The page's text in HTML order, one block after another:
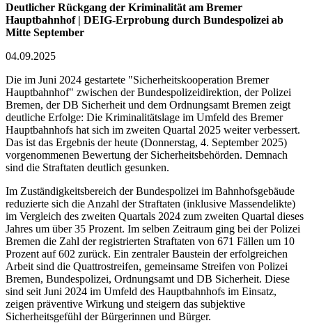
Deutlicher Rückgang der Kriminalität am Bremer
Hauptbahnhof | DEIG-Erprobung durch Bundespolizei ab
Mitte September
04.09.2025
Die im Juni 2024 gestartete "Sicherheitskooperation Bremer
Hauptbahnhof" zwischen der Bundespolizeidirektion, der Polizei
Bremen, der DB Sicherheit und dem Ordnungsamt Bremen zeigt
deutliche Erfolge: Die Kriminalitätslage im Umfeld des Bremer
Hauptbahnhofs hat sich im zweiten Quartal 2025 weiter verbessert.
Das ist das Ergebnis der heute (Donnerstag, 4. September 2025)
vorgenommenen Bewertung der Sicherheitsbehörden. Demnach
sind die Straftaten deutlich gesunken.
Im Zuständigkeitsbereich der Bundespolizei im Bahnhofsgebäude
reduzierte sich die Anzahl der Straftaten (inklusive Massendelikte)
im Vergleich des zweiten Quartals 2024 zum zweiten Quartal dieses
Jahres um über 35 Prozent. Im selben Zeitraum ging bei der Polizei
Bremen die Zahl der registrierten Straftaten von 671 Fällen um 10
Prozent auf 602 zurück. Ein zentraler Baustein der erfolgreichen
Arbeit sind die Quattrostreifen, gemeinsame Streifen von Polizei
Bremen, Bundespolizei, Ordnungsamt und DB Sicherheit. Diese
sind seit Juni 2024 im Umfeld des Hauptbahnhofs im Einsatz,
zeigen präventive Wirkung und steigern das subjektive
Sicherheitsgefühl der Bürgerinnen und Bürger.